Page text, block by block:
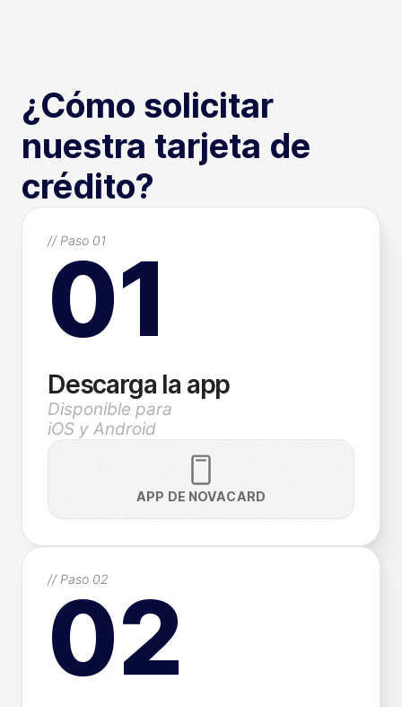
¿Cómo solicitar
nuestra tarjeta de
crédito?
// Paso 01
01
Descarga la app
Disponible para
iOS y Android
APP DE NOVACARD
// Paso 02
02